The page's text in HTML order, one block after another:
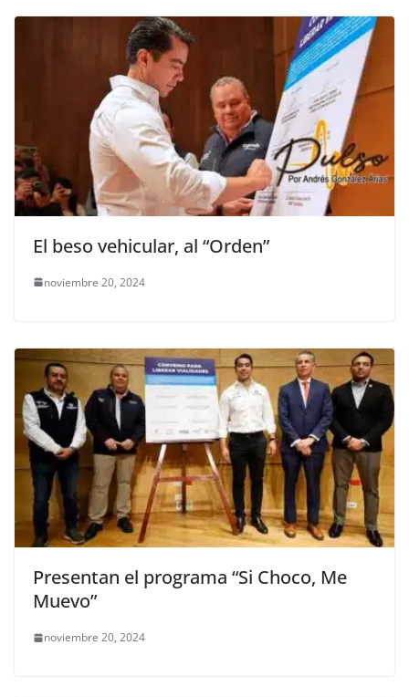
El beso vehicular, al “Orden”
noviembre 20, 2024
Presentan el programa “Si Choco, Me
Muevo”
noviembre 20, 2024